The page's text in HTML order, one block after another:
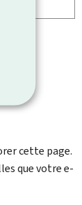
cette page.
que votre e-